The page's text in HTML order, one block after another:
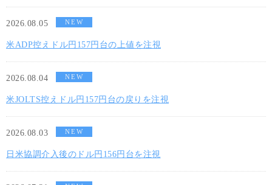
2026.08.05 NEW
米ADP控えドル円157円台の上値を注視
2026.08.04 NEW
米JOLTS控えドル円157円台の戻りを注視
2026.08.03 NEW
日米協調介入後のドル円156円台を注視